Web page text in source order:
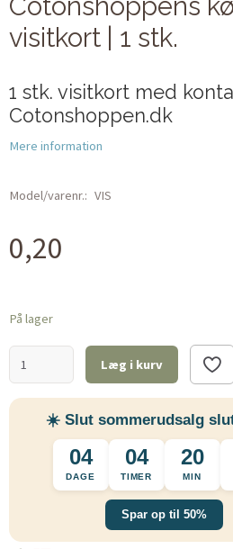
Cotonshoppens
visitkort | 1 stk.
1 stk. visitkort med
Cotonshoppen.dk
Mere information
Model/varenr.: VIS
0,20
På lager
Læg i kurv
☀️ Slut sommerudsalg
04
DAGE
04
TIMER
20
MIN
Spar op til 50%